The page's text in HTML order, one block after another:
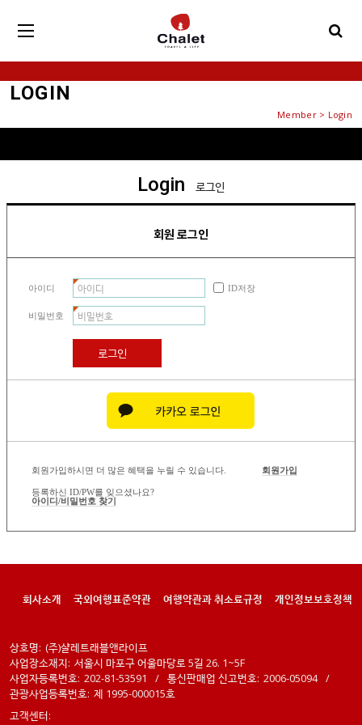
LOGIN
Member > Login
Login 로그인
회원 로그인
아이디 ID저장
비밀번호
로그인
회원가입하시면 더 많은 혜택을 누릴 수 있습니다. 회원가입
등록하신 ID/PW를 잊으셨나요?
아이디/비밀번호 찾기
회사소개 국외여행표준약관 여행약관과 취소료규정 개인정보보호정책
상호명: (주)샬레트래블앤라이프
사업장소재지: 서울시 마포구 어울마당로 5길 26. 1~5F
사업자등록번호: 202-81-53591 / 통신판매업 신고번호: 2006-05094 /
관광사업등록번호: 제 1995-000015호
고객센터: